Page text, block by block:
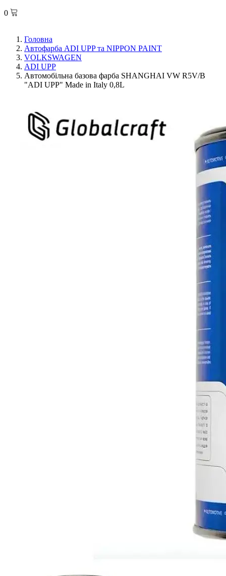
0
Головна
Автофарба ADI UPP та NIPPON PAINT
VOLKSWAGEN
ADI UPP
Автомобільна базова фарба SHANGHAI VW R5V/B
"ADI UPP" Made in Italy 0,8L